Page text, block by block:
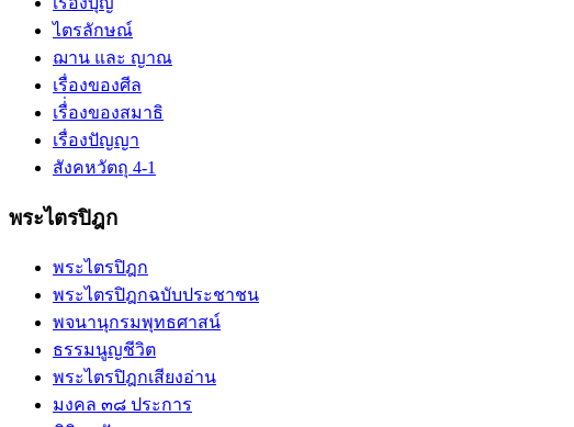
ไตรลักษณ์
ฌาน และ ญาณ
เรื่องของศีล
เรื่่องของสมาธิ
เรื่องปัญญา
สังคหวัตถุ 4-1
พระไตรปิฎก
พระไตรปิฎก
พระไตรปิฎกฉบับประชาชน
พจนานุกรมพุทธศาสน์
ธรรมนูญชีวิต
พระไตรปิฎกเสียงอ่าน
มงคล ๓๘ ประการ